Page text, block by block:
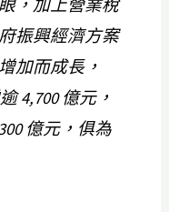
，加上營業稅
振興經濟方案
加而成長，
4,700 億元，
億元，俱為